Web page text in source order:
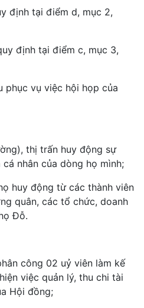
định tại điểm d, mục 2,
định tại điểm c, mục 3,
phục vụ việc hội họp của
thị trấn huy động sự
nhân của dòng họ mình;
huy động từ các thành viên
quân, các tổ chức, doanh
Đỗ.
công 02 uỷ viên làm kế
việc quản lý, thu chi tài
Hội đồng;